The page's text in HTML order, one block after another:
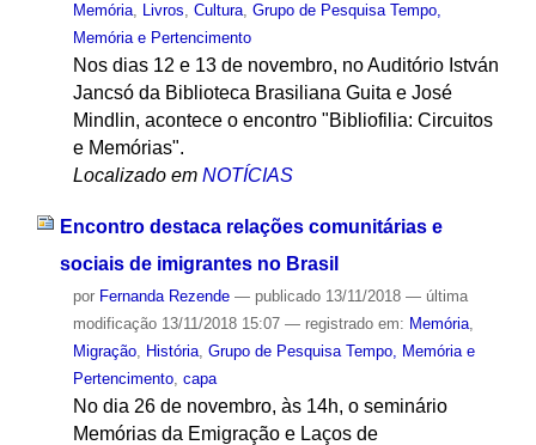
Memória, Livros, Cultura, Grupo de Pesquisa Tempo,
Memória e Pertencimento
Nos dias 12 e 13 de novembro, no Auditório István
Jancsó da Biblioteca Brasiliana Guita e José
Mindlin, acontece o encontro "Bibliofilia: Circuitos
e Memórias".
Localizado em NOTÍCIAS
Encontro destaca relações comunitárias e
sociais de imigrantes no Brasil
por Fernanda Rezende — publicado13/11/2018 — última
modificação13/11/2018 15:07 — registrado em: Memória,
Migração, História, Grupo de Pesquisa Tempo, Memória e
Pertencimento, capa
No dia 26 de novembro, às 14h, o seminário
Memórias da Emigração e Laços de